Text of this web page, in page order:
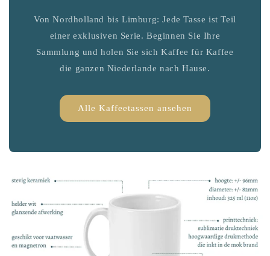
Von Nordholland bis Limburg: Jede Tasse ist Teil
einer exklusiven Serie. Beginnen Sie Ihre
Sammlung und holen Sie sich Kaffee für Kaffee
die ganzen Niederlande nach Hause.
Alle Kaffeetassen ansehen